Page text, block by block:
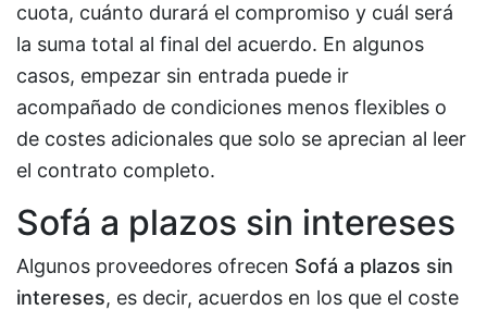
cuota, cuánto durará el compromiso y cuál será
la suma total al final del acuerdo. En algunos
casos, empezar sin entrada puede ir
acompañado de condiciones menos flexibles o
de costes adicionales que solo se aprecian al leer
el contrato completo.
Sofá a plazos sin intereses
Algunos proveedores ofrecen Sofá a plazos sin
intereses, es decir, acuerdos en los que el coste